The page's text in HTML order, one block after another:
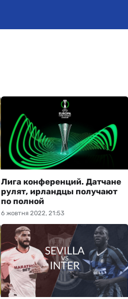
6 жовтня 2022, 21:53
Лига конференций. Датчане
рулят, ирландцы получают
по полной